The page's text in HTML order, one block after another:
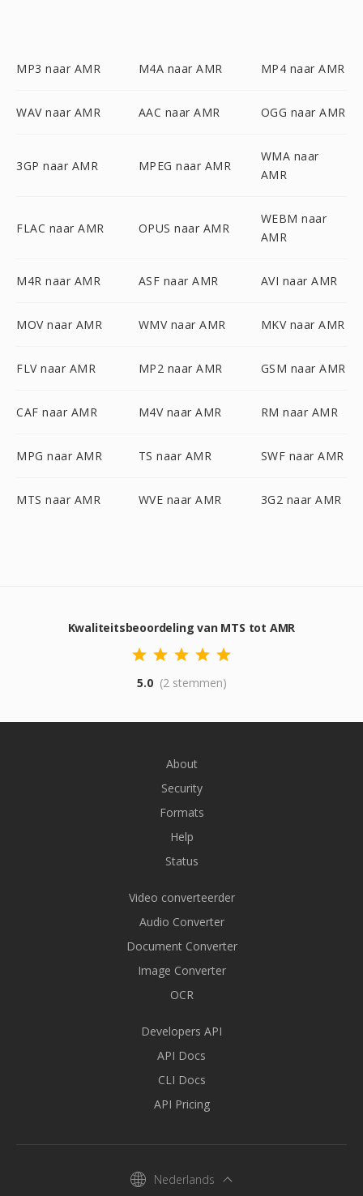
MP3 naar AMR M4A naar AMR MP4 naar AMR
WAV naar AMR AAC naar AMR OGG naar AMR
3GP naar AMR MPEG naar AMR
WMA naar
AMR
FLAC naar AMR OPUS naar AMR
WEBM naar
AMR
M4R naar AMR ASF naar AMR AVI naar AMR
MOV naar AMR WMV naar AMR MKV naar AMR
FLV naar AMR MP2 naar AMR GSM naar AMR
CAF naar AMR M4V naar AMR RM naar AMR
MPG naar AMR TS naar AMR SWF naar AMR
MTS naar AMR WVE naar AMR 3G2 naar AMR
Kwaliteitsbeoordeling van MTS tot AMR
5.0 (2 stemmen)
About
Security
Formats
Help
Status
Video converteerder
Audio Converter
Document Converter
Image Converter
OCR
Developers API
API Docs
CLI Docs
API Pricing
Nederlands